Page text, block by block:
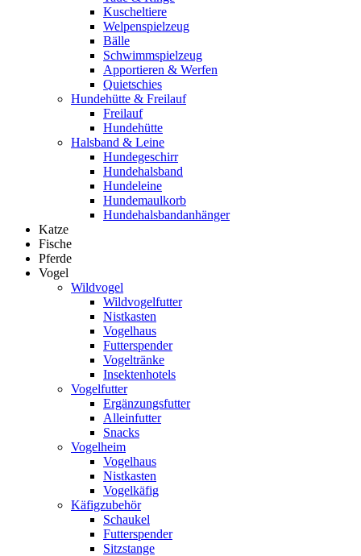
Kuscheltiere
Welpenspielzeug
Bälle
Schwimmspielzeug
Apportieren & Werfen
Quietschies
Hundehütte & Freilauf
Freilauf
Hundehütte
Halsband & Leine
Hundegeschirr
Hundehalsband
Hundeleine
Hundemaulkorb
Hundehalsbandanhänger
Katze
Fische
Pferde
Vogel
Wildvogel
Wildvogelfutter
Nistkasten
Vogelhaus
Futterspender
Vogeltränke
Insektenhotels
Vogelfutter
Ergänzungsfutter
Alleinfutter
Snacks
Vogelheim
Vogelhaus
Nistkasten
Vogelkäfig
Käfigzubehör
Schaukel
Futterspender
Sitzstange